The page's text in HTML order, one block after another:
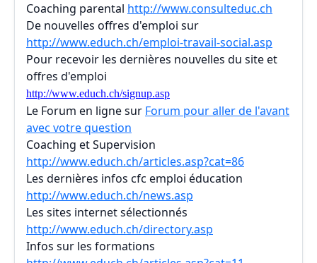
Coaching parental http://www.consulteduc.ch
De nouvelles offres d'emploi sur
http://www.educh.ch/emploi-travail-social.asp
Pour recevoir les dernières nouvelles du site et
offres d'emploi
http://www.educh.ch/signup.asp
Le Forum en ligne sur Forum pour aller de l'avant
avec votre question
Coaching et Supervision
http://www.educh.ch/articles.asp?cat=86
Les dernières infos cfc emploi éducation
http://www.educh.ch/news.asp
Les sites internet sélectionnés
http://www.educh.ch/directory.asp
Infos sur les formations